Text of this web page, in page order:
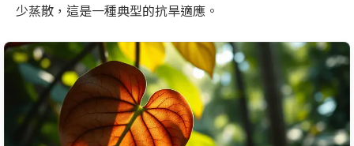
少蒸散，這是一種典型的抗旱適應。